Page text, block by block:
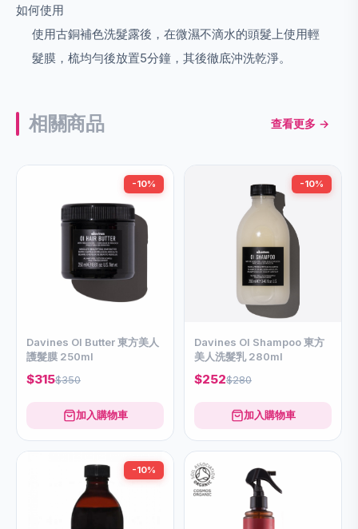
如何使用
使用古銅補色洗髮露後，在微濕不滴水的頭髮上使用輕
髮膜，梳均勻後放置5分鐘，其後徹底沖洗乾淨。
相關商品 查看更多 →
-10%
Davines OI Butter 東方美人
護髮膜 250ml
$315$350
加入購物車
-10%
Davines OI Shampoo 東方
美人洗髮乳 280ml
$252$280
加入購物車
-10%